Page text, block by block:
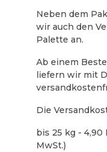
Neben dem
wir auch den
Palette an.
Ab einem
liefern wir mit
Die
bis 25 kg - 4,90
MwSt.)